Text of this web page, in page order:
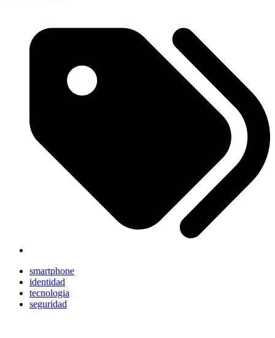
smartphone
identidad
tecnologia
seguridad